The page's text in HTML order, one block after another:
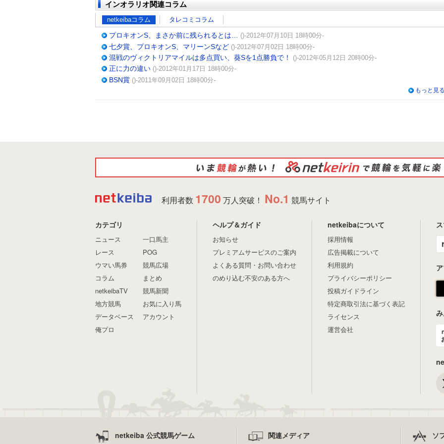
インオラリオ関連コラム
netkeibaコラム タレコミコラム
プロキオンS、まさか前に残られるとは… ()-2012年07月10日 18時00分-
七夕賞、プロキオンS、マリーンSなど ()-2012年07月02日 18時00分-
混戦のヴィクトリアマイルは多点買い、葵Sを1点勝負で！ ()-2012年05月12日 20時00分-
正に力の違い ()-2012年01月17日 18時00分-
BSN賞 ()-2011年09月02日 18時00分-
もっと見
利用者数 1700 万人突破！ No.1 競馬サイト
カテゴリ
ニュース
レース
ウマい馬券
コラム
netkeibaTV
地方競馬
データベース
俺プロ
一口馬主
POG
競馬広場
まとめ
競馬新聞
お気に入り馬
アカウント
ヘルプ＆ガイド
お知らせ
プレミアムサービスのご案内
よくある質問・お問い合わせ
のめり込む不安のある方へ
netkeibaについて
採用情報
広告掲載について
利用規約
プライバシーポリシー
投稿ガイドライン
特定商取引法に基づく表記
ライセンス
運営会社
netkeiba 公式競馬ゲーム 関連メディア ソ